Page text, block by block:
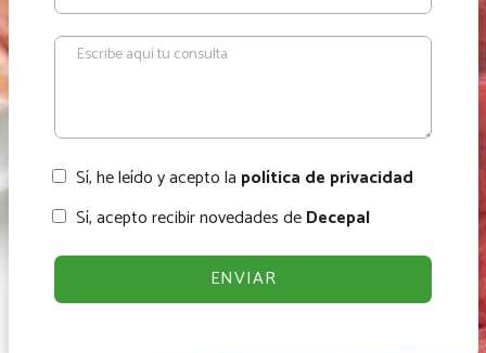
Sí, he leído y acepto la política de privacidad
Sí, acepto recibir novedades deDecepal